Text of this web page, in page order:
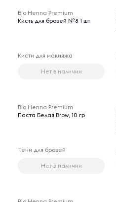
Bio Henna Premium
Кисть для бровей №8 1 шт
Кисти для макияжа
Нет в наличии
Bio Henna Premium
Паста Белая Brow, 10 гр
Тени для бровей
Нет в наличии